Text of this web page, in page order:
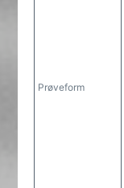
Prøveform